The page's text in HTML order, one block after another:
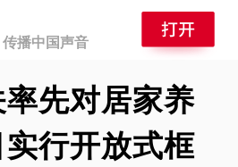
播中国声音
先对居家养
行开放式框